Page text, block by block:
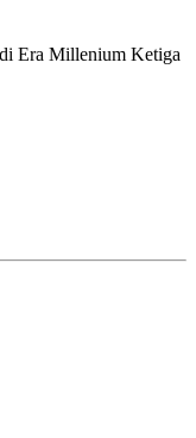
Era Millenium Ketiga